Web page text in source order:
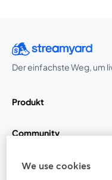
Der einfachste Weg, um
Produkt
Community
StreamYard für
We use cookies